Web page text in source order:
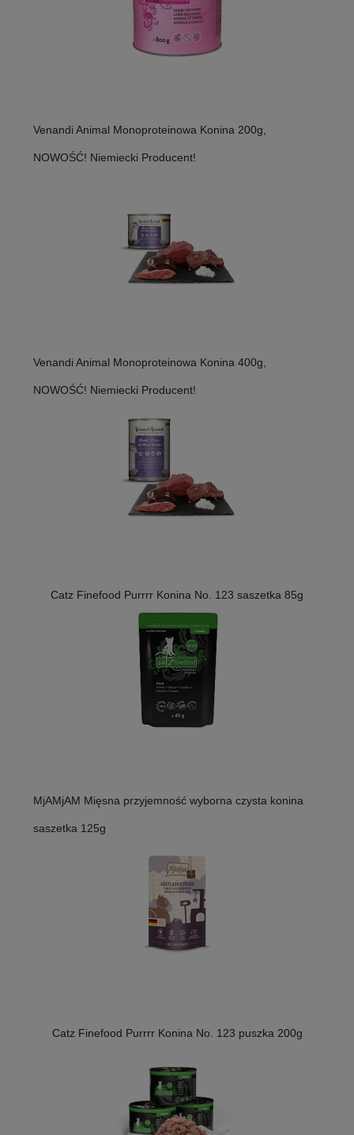
Venandi Animal Monoproteinowa Konina 200g,
NOWOŚĆ! Niemiecki Producent!
Venandi Animal Monoproteinowa Konina 400g,
NOWOŚĆ! Niemiecki Producent!
Catz Finefood Purrrr Konina No. 123 saszetka 85g
MjAMjAM Mięsna przyjemność wyborna czysta konina
saszetka 125g
Catz Finefood Purrrr Konina No. 123 puszka 200g